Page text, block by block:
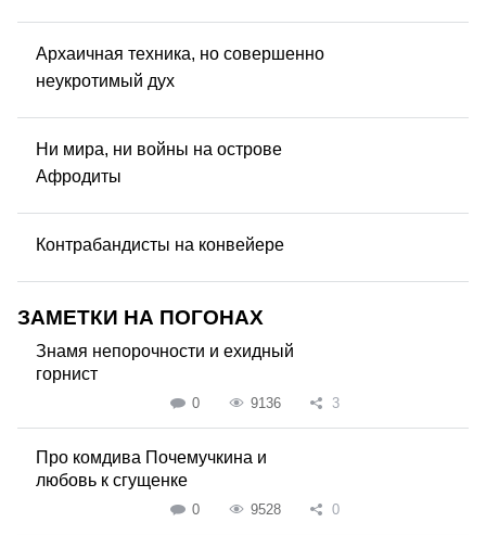
Архаичная техника, но совершенно
неукротимый дух
Ни мира, ни войны на острове
Афродиты
Контрабандисты на конвейере
ЗАМЕТКИ НА ПОГОНАХ
Знамя непорочности и ехидный
горнист
0 9136 3
Про комдива Почемучкина и
любовь к сгущенке
0 9528 0